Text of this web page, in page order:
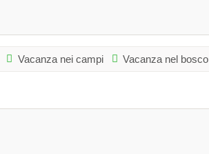
Vacanza nei campi Vacanza nel bosco